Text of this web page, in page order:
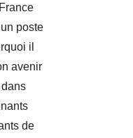
poste
il
avenir
de